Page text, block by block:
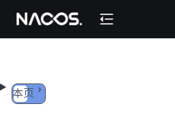
跳转到内容
本页